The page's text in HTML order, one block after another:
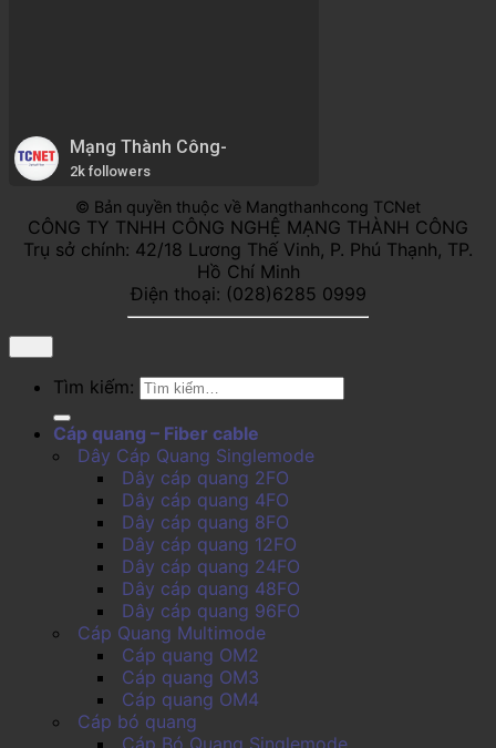
Mạng Thành Công-
2k followers
© Bản quyền thuộc về Mangthanhcong TCNet
CÔNG TY TNHH CÔNG NGHỆ MẠNG THÀNH CÔNG
Trụ sở chính: 42/18 Lương Thế Vinh, P. Phú Thạnh, TP.
Hồ Chí Minh
Điện thoại: (028)6285 0999
Tìm kiếm:
Cáp quang – Fiber cable
Dây Cáp Quang Singlemode
Dây cáp quang 2FO
Dây cáp quang 4FO
Dây cáp quang 8FO
Dây cáp quang 12FO
Dây cáp quang 24FO
Dây cáp quang 48FO
Dây cáp quang 96FO
Cáp Quang Multimode
Cáp quang OM2
Cáp quang OM3
Cáp quang OM4
Cáp bó quang
Cáp Bó Quang Singlemode